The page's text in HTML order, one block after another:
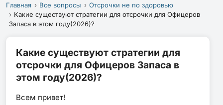
Главная Все вопросы
Отсрочки не по здоровью
Какие существуют стратегии для отсрочки для Офицеров
Запаса в этом году(2026)?
Какие существуют стратегии для
отсрочки для Офицеров Запаса в
этом году(2026)?
Всем привет!